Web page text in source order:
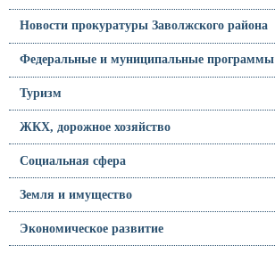
Новости прокуратуры Заволжского района
Федеральные и муниципальные программы
Туризм
ЖКХ, дорожное хозяйство
Социальная сфера
Земля и имущество
Экономическое развитие